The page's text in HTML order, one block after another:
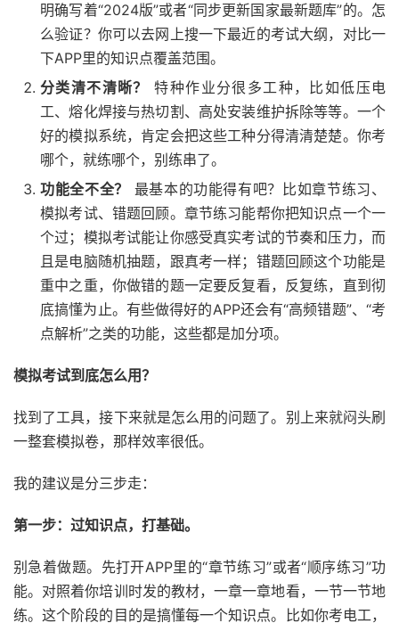
明确写着“2024版”或者“同步更新国家最新题库”的。怎
么验证？你可以去网上搜一下最近的考试大纲，对比一
下APP里的知识点覆盖范围。
分类清不清晰？
特种作业分很多工种，比如低压电
工、熔化焊接与热切割、高处安装维护拆除等等。一个
好的模拟系统，肯定会把这些工种分得清清楚楚。你考
哪个，就练哪个，别练串了。
功能全不全？
最基本的功能得有吧？比如章节练习、
模拟考试、错题回顾。章节练习能帮你把知识点一个一
个过；模拟考试能让你感受真实考试的节奏和压力，而
且是电脑随机抽题，跟真考一样；错题回顾这个功能是
重中之重，你做错的题一定要反复看，反复练，直到彻
底搞懂为止。有些做得好的APP还会有“高频错题”、“考
点解析”之类的功能，这些都是加分项。
模拟考试到底怎么用？
找到了工具，接下来就是怎么用的问题了。别上来就闷头刷
一整套模拟卷，那样效率很低。
我的建议是分三步走：
第一步：过知识点，打基础。
别急着做题。先打开APP里的“章节练习”或者“顺序练习”功
能。对照着你培训时发的教材，一章一章地看，一节一节地
练。这个阶段的目的是搞懂每一个知识点。比如你考电工，